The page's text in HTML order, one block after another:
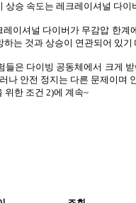
승 속도는 레크레이셔널 다
이셔널 다이버가 무감압 한
하는 것과 상승이 연관되어 있
들은 다이빙 공동체에서 크게
나 안전 정지는 다른 문제이며
위한 조건 2)에 계속~